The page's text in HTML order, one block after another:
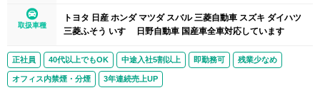
取扱車種
トヨタ 日産 ホンダ マツダ スバル 三菱自動車 スズキ ダイハツ
三菱ふそう いすゞ 日野自動車 国産車全車対応しています
正社員 40代以上でもOK 中途入社5割以上 即勤務可 残業少なめ
オフィス内禁煙・分煙 3年連続売上UP